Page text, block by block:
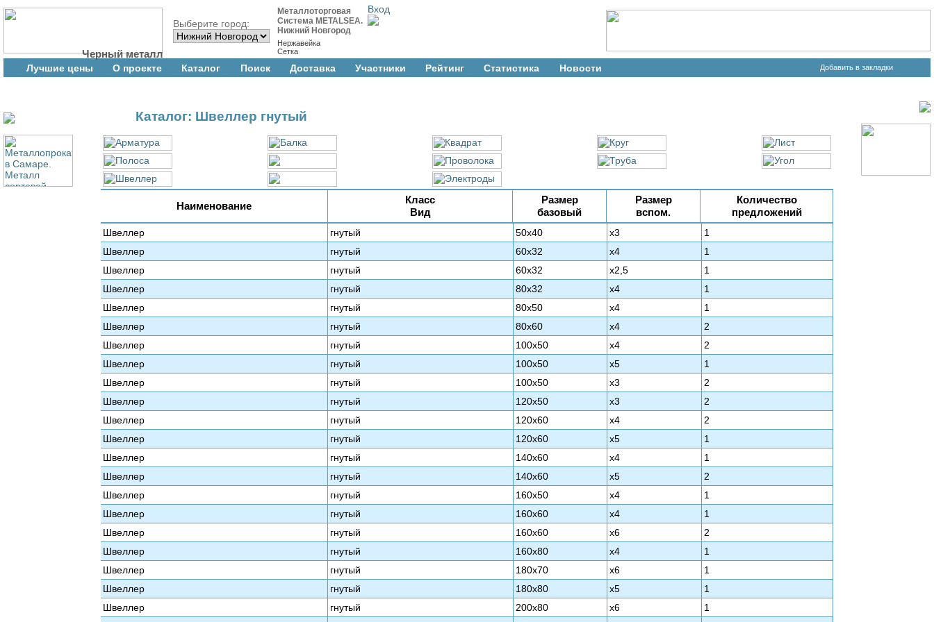
Черный металл
Выберите город:
Металлоторговая
Система METALSEA.
Нижний Новгород
Нержавейка
Сетка
Вход
Лучшие цены О проекте Каталог Поиск Доставка Участники Рейтинг Cтатистика Новости Добавить в закладки
Каталог: Швеллер гнутый
Наименование
Класс
Вид
Размер
базовый
Размер
вспом.
Количество
предложений
Швеллер гнутый 50х40 х3
1
Швеллер
гнутый 60х32 х4
1
Швеллер
гнутый 60х32 х2,5
1
Швеллер
гнутый 80х32 х4
1
Швеллер
гнутый 80х50 х4
1
Швеллер
гнутый 80х60 х4
2
Швеллер
гнутый 100х50 х4
2
Швеллер
гнутый 100х50 х5
1
Швеллер
гнутый 100х50 х3
2
Швеллер
гнутый 120х50 х3
2
Швеллер
гнутый 120х60 х4
2
Швеллер
гнутый 120х60 х5
1
Швеллер
гнутый 140х60 х4
1
Швеллер
гнутый 140х60 х5
2
Швеллер
гнутый 160х50 х4
1
Швеллер
гнутый 160х60 х4
1
Швеллер
гнутый 160х60 х6
2
Швеллер
гнутый 160х80 х4
1
Швеллер
гнутый 180х70 х6
1
Швеллер
гнутый 180х80 х5
1
Швеллер
гнутый 200х80 х6
1